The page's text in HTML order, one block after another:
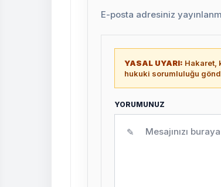
E-posta adresiniz
YASAL UYARI: Hakaret,
hukuki sorumluluğu
YORUMUNUZ
✎